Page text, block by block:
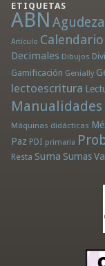
ETIQUETAS
ABN
Artículo Calendario
Decimales Dibujos
Gamificación Genially
lectoescritura
Manualidades
Máquinas didácticas
Paz PDI primaria
Resta Suma Sumas